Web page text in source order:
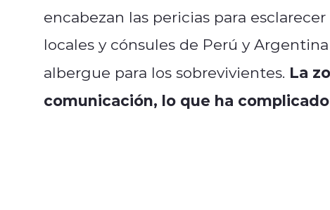
encabezan las pericias para
locales y cónsules de Perú y
albergue para los sobrevivientes. La
comunicación, lo que ha